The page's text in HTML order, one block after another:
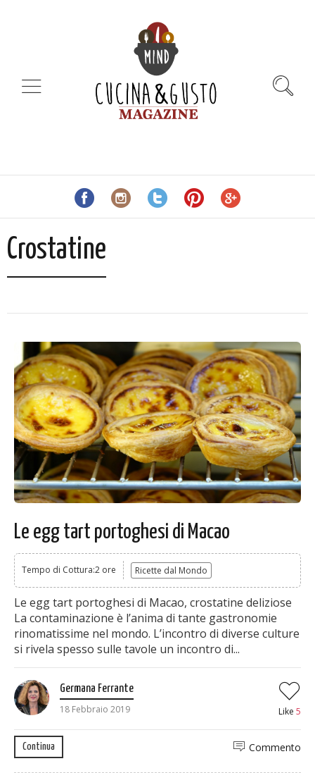
Crostatine
Le egg tart portoghesi di Macao
Tempo di Cottura:2 ore Ricette dal Mondo
Le egg tart portoghesi di Macao, crostatine deliziose
La contaminazione è l’anima di tante gastronomie
rinomatissime nel mondo. L’incontro di diverse culture
si rivela spesso sulle tavole un incontro di...
Germana Ferrante
18 Febbraio 2019
Like 5
Continua Commento